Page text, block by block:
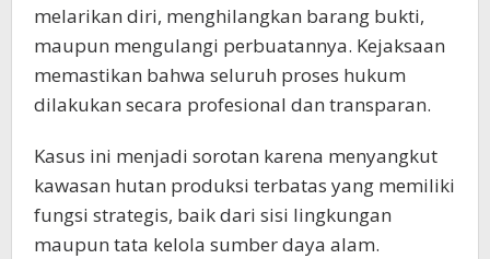
melarikan diri, menghilangkan barang bukti,
maupun mengulangi perbuatannya. Kejaksaan
memastikan bahwa seluruh proses hukum
dilakukan secara profesional dan transparan.
Kasus ini menjadi sorotan karena menyangkut
kawasan hutan produksi terbatas yang memiliki
fungsi strategis, baik dari sisi lingkungan
maupun tata kelola sumber daya alam.